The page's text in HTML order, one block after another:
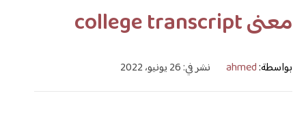
ابحث عن أي موضوع يهمك معنى college transcript
بواسطة:ahmed نشر في: 26 يونيو، 2022